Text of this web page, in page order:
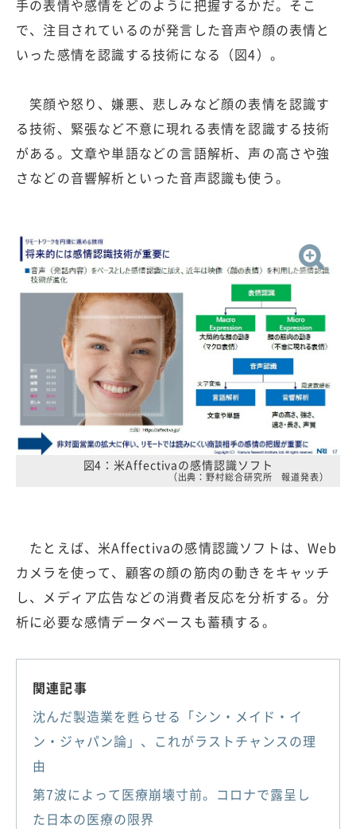
手の表情や感情をどのように把握するかだ。そこ
で、注目されているのが発言した音声や顔の表情と
いった感情を認識する技術になる（図4）。
笑顔や怒り、嫌悪、悲しみなど顔の表情を認識す
る技術、緊張など不意に現れる表情を認識する技術
がある。文章や単語などの言語解析、声の高さや強
さなどの音響解析といった音声認識も使う。
図4：米Affectivaの感情認識ソフト
（出典：野村総合研究所 報道発表）
たとえば、米Affectivaの感情認識ソフトは、Web
カメラを使って、顧客の顔の筋肉の動きをキャッチ
し、メディア広告などの消費者反応を分析する。分
析に必要な感情データベースも蓄積する。
関連記事
沈んだ製造業を甦らせる「シン・メイド・イ
ン・ジャパン論」、これがラストチャンスの理
由
第7波によって医療崩壊寸前。コロナで露呈し
た日本の医療の限界